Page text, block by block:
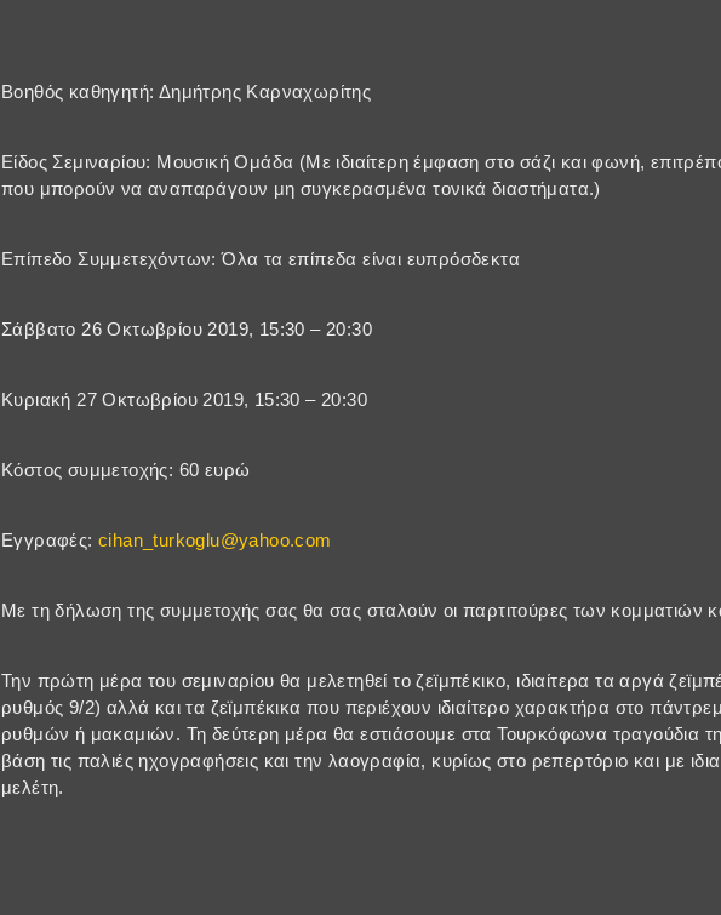
Βοηθός καθηγητή: Δημήτρης Καρναχωρίτης
Είδος Σεμιναρίου: Μουσική Ομάδα (Με ιδιαίτερη έμφαση στο σάζι και φωνή,
που μπορούν να αναπαράγουν μη συγκερασμένα τονικά διαστήματα.)
Επίπεδο Συμμετεχόντων: Όλα τα επίπεδα είναι ευπρόσδεκτα
Σάββατο 26 Οκτωβρίου 2019, 15:30 – 20:30
Κυριακή 27 Οκτωβρίου 2019, 15:30 – 20:30
Κόστος συμμετοχής: 60 ευρώ
Εγγραφές:cihan_turkoglu@yahoo.com
Με τη δήλωση της συμμετοχής σας θα σας σταλούν οι παρτιτούρες των κομματιών
Την πρώτη μέρα του σεμιναρίου θα μελετηθεί το ζεϊμπέκικο, ιδιαίτερα τα αργά
ρυθμός 9/2) αλλά και τα ζεϊμπέκικα που περιέχουν ιδιαίτερο χαρακτήρα στο
ρυθμών ή μακαμιών. Τη δεύτερη μέρα θα εστιάσουμε στα Τουρκόφωνα τραγούδια
βάση τις παλιές ηχογραφήσεις και την λαογραφία, κυρίως στο ρεπερτόριο και με
μελέτη.